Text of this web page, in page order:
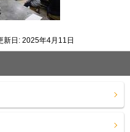
日: 2025年4月11日